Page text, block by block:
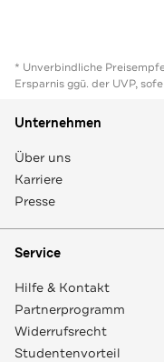
* Unverbindliche
Ersparnis ggü. der UVP,
Unternehmen
Über uns
Karriere
Presse
Service
Hilfe & Kontakt
Partnerprogramm
Widerrufsrecht
Studentenvorteil